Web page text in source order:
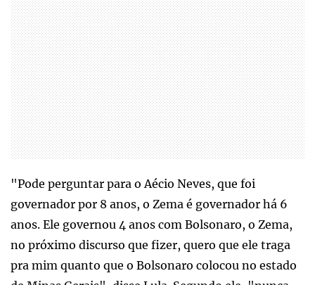
"Pode perguntar para o Aécio Neves, que foi
governador por 8 anos, o Zema é governador há 6
anos. Ele governou 4 anos com Bolsonaro, o Zema,
no próximo discurso que fizer, quero que ele traga
pra mim quanto que o Bolsonaro colocou no estado